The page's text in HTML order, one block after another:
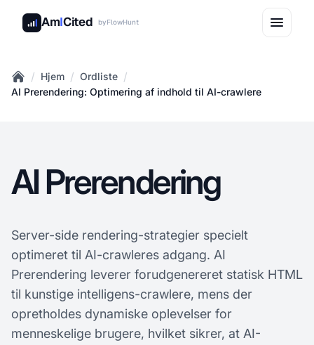
AmICited byFlowHunt
Home
/ Hjem / Ordliste /
AI Prerendering: Optimering af indhold til AI-crawlere
AI Prerendering
Server-side rendering-strategier specielt
optimeret til AI-crawleres adgang. AI
Prerendering leverer forudgenereret statisk HTML
til kunstige intelligens-crawlere, mens der
opretholdes dynamiske oplevelser for
menneskelige brugere, hvilket sikrer, at AI-